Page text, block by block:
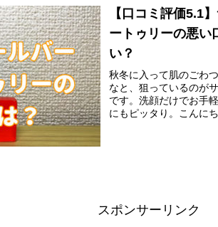
【口コミ評価5.1
ートゥリーの悪い
い？
秋冬に入って肌のごわ
なと、狙っているのが
です。洗顔だけでお手
にもピッタり。こんに
スポンサーリンク